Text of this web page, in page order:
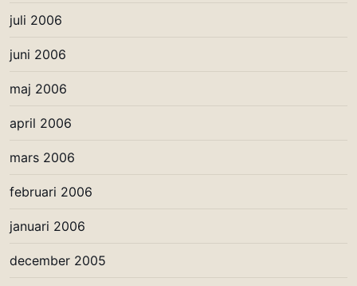
juli 2006
juni 2006
maj 2006
april 2006
mars 2006
februari 2006
januari 2006
december 2005